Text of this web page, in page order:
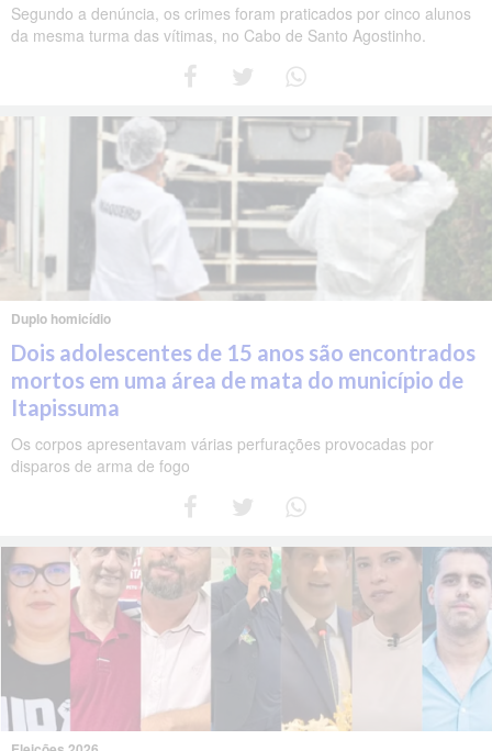
Segundo a denúncia, os crimes foram praticados por cinco alunos
da mesma turma das vítimas, no Cabo de Santo Agostinho.
Duplo homicídio
Dois adolescentes de 15 anos são encontrados
mortos em uma área de mata do município de
Itapissuma
Os corpos apresentavam várias perfurações provocadas por
disparos de arma de fogo